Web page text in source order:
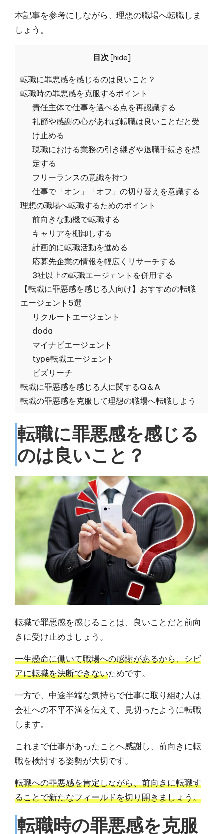
本記事を参考にしながら、理想の職場へ転職しま
しょう。
目次 [hide]
転職に罪悪感を感じるのは良いこと？
転職時の罪悪感を克服するポイント
責任主体で仕事を選べる点を再認識する
礼節や感謝の心があれば転職は良いことだと受
け止める
現職における業務の引き継ぎや退職手続きを想
定する
フリーランスの意識を持つ
仕事で「オン」「オフ」の切り替えを意識する
理想の職場へ転職するためのポイント
前向きな動機で転職する
キャリアを棚卸しする
計画的に転職活動を進める
応募先企業の情報を幅広くリサーチする
3社以上の転職エージェントを併用する
【転職に罪悪感を感じる人向け】おすすめの転職
エージェント5選
リクルートエージェント
doda
マイナビエージェント
type転職エージェント
ビズリーチ
転職に罪悪感を感じる人に関するQ＆A
転職の罪悪感を克服して理想の職場へ転職しよう
転職に罪悪感を感じる
のは良いこと？
転職で罪悪感を感じることは、良いことだと前向
きに受け止めましょう。
一生懸命に働いて職場への感謝があるから、シビ
アに転職を決断できないためです。
一方で、中途半端な気持ちで仕事に取り組む人は
会社への不平不満を伝えて、見切ったように転職
します。
これまで仕事があったことへ感謝し、前向きに転
職を検討する姿勢が大切です。
転職への罪悪感を肯定しながら、前向きに転職す
ることで新たなフィールドを切り開きましょう。
転職時の罪悪感を克服